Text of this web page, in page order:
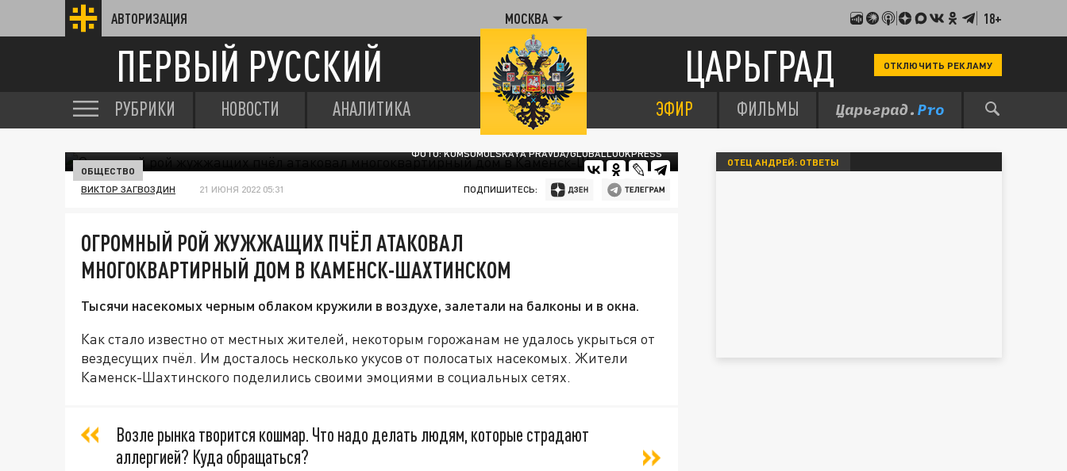
АВТОРИЗАЦИЯ МОСКВА 18+
ПЕРВЫЙ РУССКИЙ ЦАРЬГРАД ОТКЛЮЧИТЬ РЕКЛАМУ
РУБРИКИ НОВОСТИ АНАЛИТИКА ЭФИР ФИЛЬМЫ
ФОТО: KOMSOMOLSKAYA PRAVDA/GLOBALLOOKPRESS
ОБЩЕСТВО
ВИКТОР ЗАГВОЗДИН 21 ИЮНЯ 2022 05:31 ПОДПИШИТЕСЬ:
ОГРОМНЫЙ РОЙ ЖУЖЖАЩИХ ПЧЁЛ АТАКОВАЛ
МНОГОКВАРТИРНЫЙ ДОМ В КАМЕНСК-ШАХТИНСКОМ
Тысячи насекомых черным облаком кружили в воздухе, залетали на балконы и в окна.
Как стало известно от местных жителей, некоторым горожанам не удалось укрыться от
вездесущих пчёл. Им досталось несколько укусов от полосатых насекомых. Жители
Каменск-Шахтинского поделились своими эмоциями в социальных сетях.
Возле рынка творится кошмар. Что надо делать людям, которые страдают
аллергией? Куда обращаться?
ОТЕЦ АНДРЕЙ: ОТВЕТЫ